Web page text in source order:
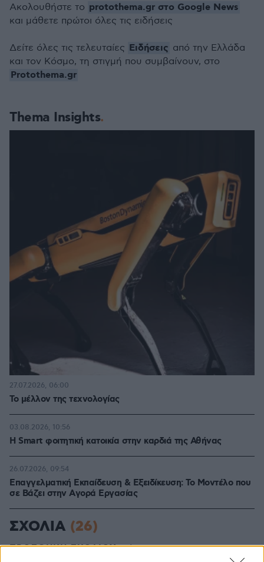
Thema Insights
Το μέλλον της τεχνολογίας
27.07.2026, 06:00
Η Smart φοιτητική κατοικία στην καρδιά της Αθήνας
03.08.2026, 10:56
Επαγγελματική Εκπαίδευση & Εξειδίκευση: Το Mοντέλο που
σε Bάζει στην Aγορά Eργασίας
26.07.2026, 09:54
Ακολουθήστε το protothema.gr στο Google News
και μάθετε πρώτοι όλες τις ειδήσεις
Δείτε όλες τις τελευταίες Ειδήσεις από την Ελλάδα
και τον Κόσμο, τη στιγμή που συμβαίνουν, στο
Protothema.gr
ΣΧΟΛΙΑ (26)
ΠΡΟΣΘΗΚΗ ΣΧΟΛΙΟΥ